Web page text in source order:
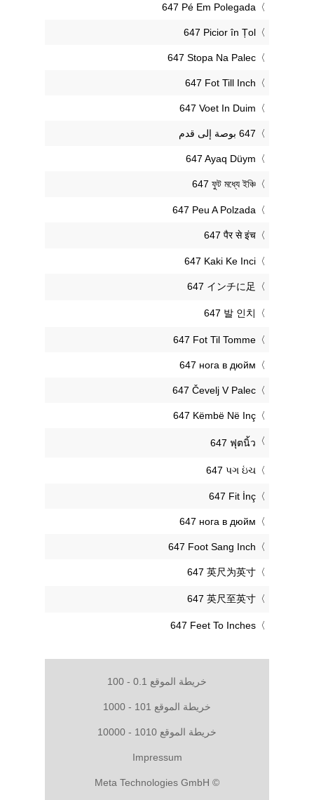
‎647 Pé Em Polegada
‎647 Picior în Țol
‎647 Stopa Na Palec
‎647 Fot Till Inch
‎647 Voet In Duim
‎647 Ayaq Düym
‎647 ফুট মধ্যে ইঞ্চি
‎647 Peu A Polzada
‎647 पैर से इंच
‎647 Kaki Ke Inci
‎647 インチに足
‎647 발 인치
‎647 Fot Til Tomme
‎647 нога в дюйм
‎647 Čevelj V Palec
‎647 Këmbë Në Inç
‎647 ฟุตนิ้ว
‎647 પગ ઇંચ
‎647 Fit İnç
‎647 нога в дюйм
‎647 Foot Sang Inch
‎647 英尺为英寸
‎647 英尺至英寸
‎647 Feet To Inches
خريطة الموقع 0.1 - 100
خريطة الموقع 101 - 1000
خريطة الموقع 1010 - 10000
Impressum
© Meta Technologies GmbH